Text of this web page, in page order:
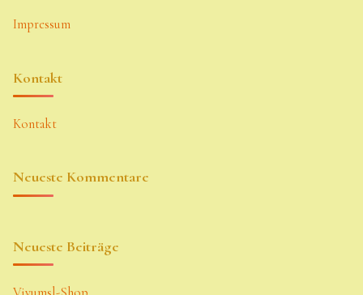
Impressum
Kontakt
Kontakt
Neueste Kommentare
Neueste Beiträge